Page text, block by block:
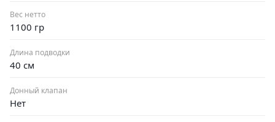
Вес нетто
1100 гр
Длина подводки
40 см
Донный клапан
Нет